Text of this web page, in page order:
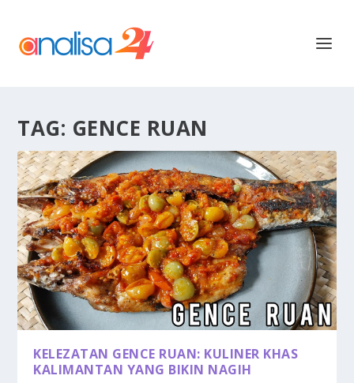
TAG: GENCE RUAN
KELEZATAN GENCE RUAN: KULINER KHAS
KALIMANTAN YANG BIKIN NAGIH